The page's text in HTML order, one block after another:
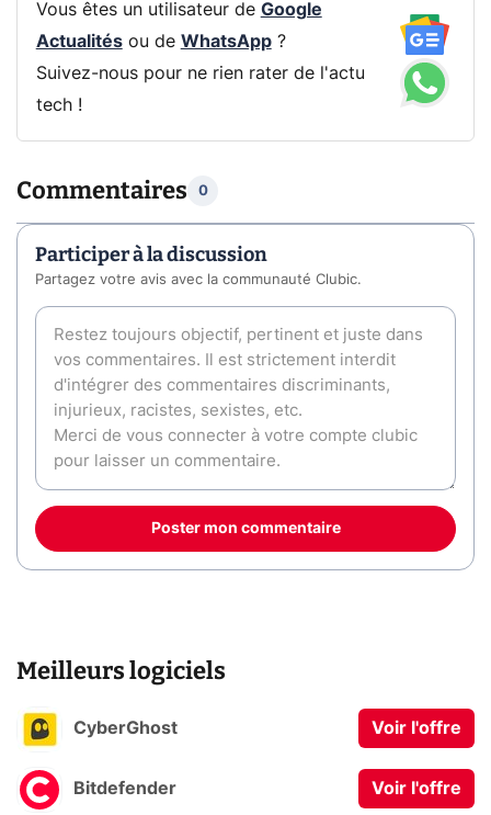
Vous êtes un utilisateur de Google
Actualitésou de WhatsApp?
Suivez-nous pour ne rien rater de l'actu
tech !
Commentaires 0
Participer à la discussion
Partagez votre avis avec la communauté Clubic.
Poster mon commentaire
Meilleurs logiciels
CyberGhost Voir l'offre
Bitdefender Voir l'offre